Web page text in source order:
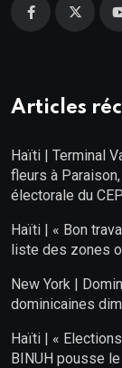
Articles
Haïti | Terminal
fleurs à
électorale du CEP
Haïti | « Bon
liste des zones
New York |
dominicaines
Haïti | «
BINUH pousse